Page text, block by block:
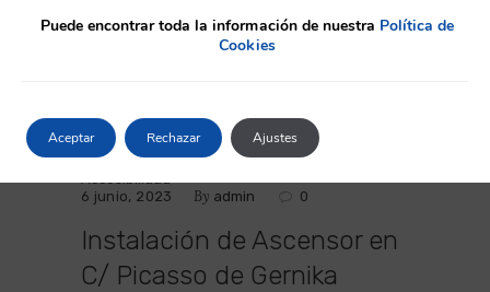
Accesibilidad
6 junio, 2023
By admin 0
Instalación de Ascensor en
C/ Picasso de Gernika
Puede encontrar toda la información de nuestra Política de
Cookies
Aceptar Rechazar Ajustes